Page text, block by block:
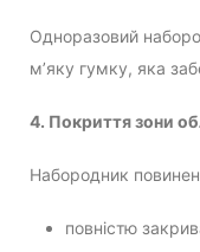
Одноразовий
м’яку гумку, яка
4. Покриття зони
Набородник
повністю